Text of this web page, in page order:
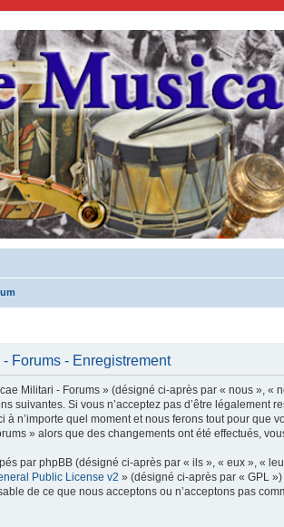
- Forums
Forums - Enregistrement
Militari - Forums » (désigné ci-après par « nous », «
suivantes. Si vous n’acceptez pas d’être légalement
à n’importe quel moment et nous ferons tout pour que
» alors que des changements ont été effectués,
par phpBB (désigné ci-après par « ils », « eux », «
Public License v2 » (désigné ci-après par « GPL
de ce que nous acceptons ou n’acceptons pas